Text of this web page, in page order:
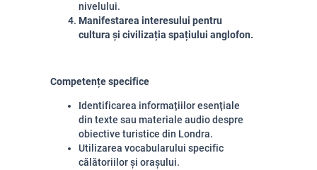
nivelului.
Manifestarea interesului pentru
cultura și civilizația spațiului anglofon.
Competențe specifice
Identificarea informațiilor esențiale
din texte sau materiale audio despre
obiective turistice din Londra.
Utilizarea vocabularului specific
călătoriilor și orașului.